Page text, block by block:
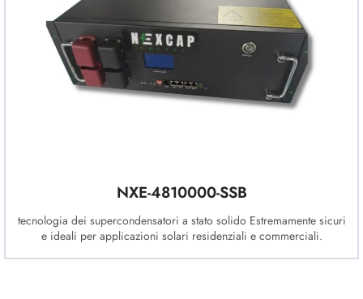
NXE-4810000-SSB
tecnologia dei supercondensatori a stato solido Estremamente sicuri
e ideali per applicazioni solari residenziali e commerciali.